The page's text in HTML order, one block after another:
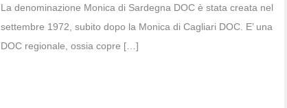
La denominazione Monica di Sardegna DOC è stata creata nel
settembre 1972, subito dopo la Monica di Cagliari DOC. E’ una
DOC regionale, ossia copre […]